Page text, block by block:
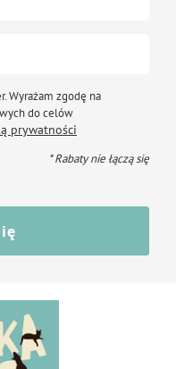
Wyrażam zgodę na
do celów
prywatności
* Rabaty nie łączą się